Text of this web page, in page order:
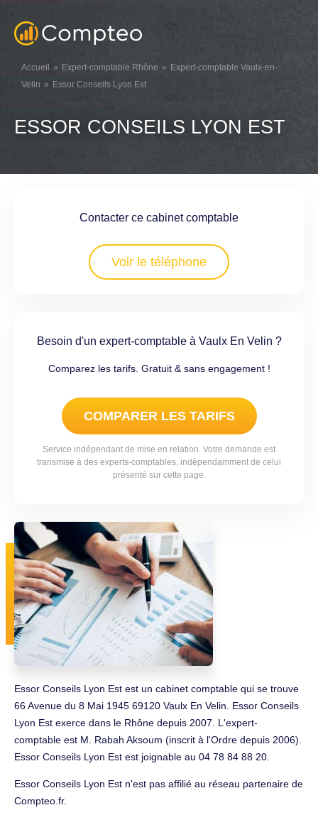
Accueil Expert-comptable Rhône
Expert-comptable Vaulx-en-
Velin
Essor Conseils Lyon Est
ESSOR CONSEILS LYON EST
Contacter ce cabinet comptable
Voir le téléphone
Besoin d'un expert-comptable à Vaulx En Velin ?
Comparez les tarifs. Gratuit & sans engagement !
COMPARER LES TARIFS
Service indépendant de mise en relation. Votre demande est
transmise à des experts-comptables, indépendamment de celui
présenté sur cette page.
Essor Conseils Lyon Est est un cabinet comptable qui se trouve
66 Avenue du 8 Mai 1945 69120 Vaulx En Velin. Essor Conseils
Lyon Est exerce dans le Rhône depuis 2007. L'expert-
comptable est M. Rabah Aksoum (inscrit à l'Ordre depuis 2006).
Essor Conseils Lyon Est est joignable au 04 78 84 88 20.
Essor Conseils Lyon Est n'est pas affilié au réseau partenaire de
Compteo.fr.